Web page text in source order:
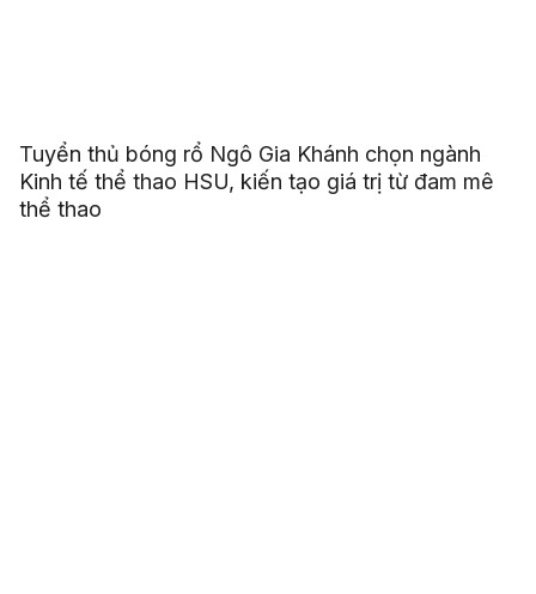
Tuyển thủ bóng rổ Ngô Gia Khánh chọn ngành
Kinh tế thể thao HSU, kiến tạo giá trị từ đam mê
thể thao